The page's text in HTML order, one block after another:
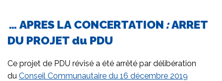
… APRES LA CONCERTATION :ARRET
DU PROJET du PDU
Ce projet de PDU révisé a été arrêté par délibération
du Conseil Communautaire du 16 décembre 2019